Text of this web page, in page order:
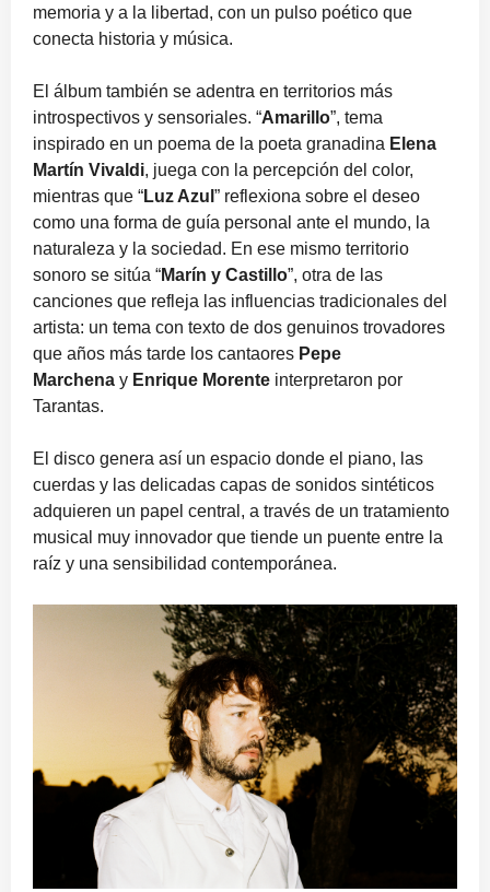
memoria y a la libertad, con un pulso poético que
conecta historia y música.
El álbum también se adentra en territorios más
introspectivos y sensoriales. “Amarillo”, tema
inspirado en un poema de la poeta granadina Elena
Martín Vivaldi, juega con la percepción del color,
mientras que “Luz Azul ” reflexiona sobre el deseo
como una forma de guía personal ante el mundo, la
naturaleza y la sociedad. En ese mismo territorio
sonoro se sitúa “Marín y Castillo”, otra de las
canciones que refleja las influencias tradicionales del
artista: un tema con texto de dos genuinos trovadores
que años más tarde los cantaores Pepe
Marchena y Enrique Morente interpretaron por
Tarantas.
El disco genera así un espacio donde el piano, las
cuerdas y las delicadas capas de sonidos sintéticos
adquieren un papel central, a través de un tratamiento
musical muy innovador que tiende un puente entre la
raíz y una sensibilidad contemporánea.